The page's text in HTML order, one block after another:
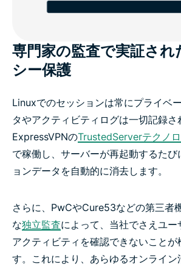
専門家の監査で実証さ
シー保護
Linuxでのセッションは常にプライベ
タやアクティビティログは一切記録さ
ExpressVPNのTrustedServerテクノ
で稼働し、サーバーが再起動するたび
ョンデータを自動的に消去します。
さらに、PwCやCure53などの第三者
な独立監査によって、当社でさえユー
アクティビティを確認できないことが
す。これにより、あらゆるオンライン